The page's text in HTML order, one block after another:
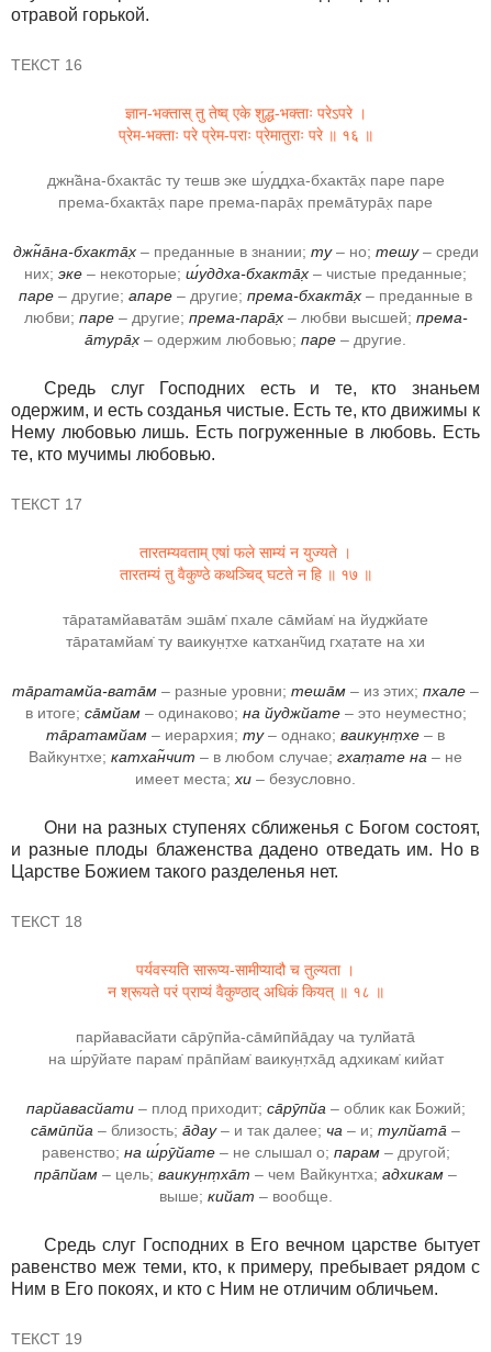
отравой горькой.
ТЕКСТ 16
ज्ञान-भक्तास् तु तेष्व् एके शुद्ध-भक्ताः परेऽपरे ।
प्रेम-भक्ताः परे प्रेम-पराः प्रेमातुराः परे ॥ १६ ॥
джн̃а̄на-бхакта̄с ту тешв эке ш́уддха-бхакта̄х̣ паре паре
према-бхакта̄х̣ паре према-пара̄х̣ према̄тура̄х̣ паре
джн̃а̄на-бхакта̄х̣– преданные в знании; ту– но; тешу– среди
них; эке – некоторые; ш́уддха-бхакта̄х̣ – чистые преданные;
паре – другие; апаре – другие; према-бхакта̄х̣ – преданные в
любви; паре– другие; према-пара̄х̣– любви высшей; према-
а̄тура̄х̣ – одержим любовью; паре – другие.
Средь слуг Господних есть и те, кто знаньем
одержим, и есть созданья чистые. Есть те, кто движимы к
Нему любовью лишь. Есть погруженные в любовь. Есть
те, кто мучимы любовью.
ТЕКСТ 17
तारतम्यवताम् एषां फले साम्यं न युज्यते ।
तारतम्यं तु वैकुण्ठे कथञ्चिद् घटते न हि ॥ १७ ॥
та̄ратамйавата̄м эша̄м̇ пхале са̄мйам̇ на йуджйате
та̄ратамйам̇ ту ваикун̣т̣хе катхан̃чид гхат̣ате на хи
та̄ратамйа-вата̄м – разные уровни; теша̄м – из этих; пхале –
в итоге; са̄мйам– одинаково; на йуджйате– это неуместно;
та̄ратамйам – иерархия; ту– однако; ваикун̣т̣хе – в
Вайкунтхе; катхан̃чит – в любом случае; гхат̣ате на – не
имеет места; хи – безусловно.
Они на разных ступенях сближенья с Богом состоят,
и разные плоды блаженства дадено отведать им. Но в
Царстве Божием такого разделенья нет.
ТЕКСТ 18
पर्यवस्यति सारूप्य-सामीप्यादौ च तुल्यता ।
न श्रूयते परं प्राप्यं वैकुण्ठाद् अधिकं कियत् ॥ १८ ॥
парйавасйати са̄рӯпйа-са̄мӣпйа̄дау ча тулйата̄
на ш́рӯйате парам̇ пра̄пйам̇ ваикун̣т̣ха̄д адхикам̇ кийат
парйавасйати– плод приходит; са̄рӯпйа – облик как Божий;
са̄мӣпйа – близость; а̄дау– и так далее; ча – и; тулйата̄ –
равенство; на ш́рӯйате– не слышал о; парам– другой;
пра̄пйам – цель; ваикун̣т̣ха̄т – чем Вайкунтха; адхикам –
выше; кийат – вообще.
Средь слуг Господних в Его вечном царстве бытует
равенство меж теми, кто, к примеру, пребывает рядом с
Ним в Его покоях, и кто с Ним не отличим обличьем.
ТЕКСТ 19